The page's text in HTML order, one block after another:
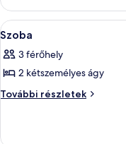
A
következő
szoba
összes
képének
2
Szoba
3 férőhely
2 kétszemélyes ágy
További részletek
Szoba